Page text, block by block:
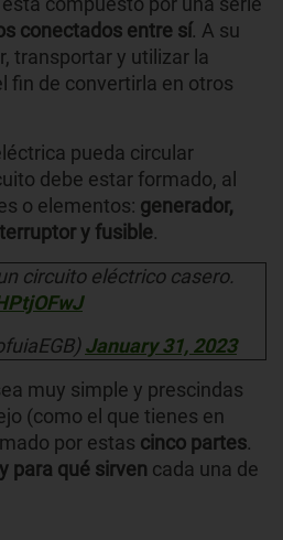
conectados entre sí. A su
transportar y utilizar la
fin de convertirla en otros
pueda circular
debe estar formado, al
o elementos: generador,
y fusible.
circuito eléctrico casero.
January 31, 2023
muy simple y prescindas
(como el que tienes en
por estas cinco partes.
para qué sirven cada una de